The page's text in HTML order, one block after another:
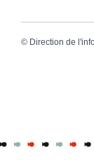
© Direction de